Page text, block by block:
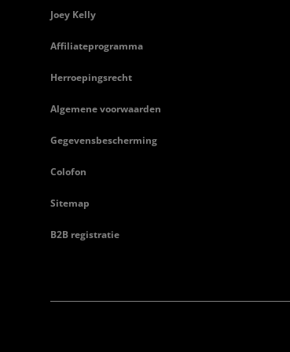
Joey Kelly
Affiliateprogramma
Herroepingsrecht
Algemene voorwaarden
Gegevensbescherming
Colofon
Sitemap
B2B registratie